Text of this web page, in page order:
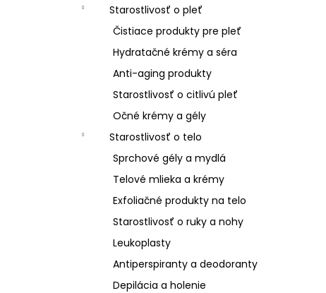
Starostlivosť o pleť
Čistiace produkty pre pleť
Hydratačné krémy a séra
Anti-aging produkty
Starostlivosť o citlivú pleť
Očné krémy a gély
Starostlivosť o telo
Sprchové gély a mydlá
Telové mlieka a krémy
Exfoliačné produkty na telo
Starostlivosť o ruky a nohy
Leukoplasty
Antiperspiranty a deodoranty
Depilácia a holenie